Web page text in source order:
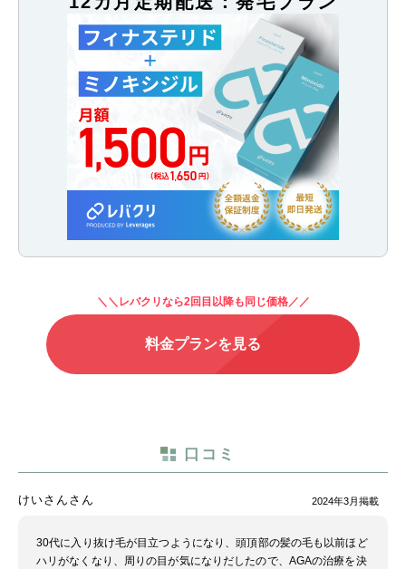
＼＼レバクリなら2回目以降も同じ価格／／
料金プランを見る
口コミ
けいさんさん 2024年3月掲載
30代に入り抜け毛が目立つようになり、頭頂部の髪の毛も以前ほど
ハリがなくなり、周りの目が気になりだしたので、AGAの治療を決